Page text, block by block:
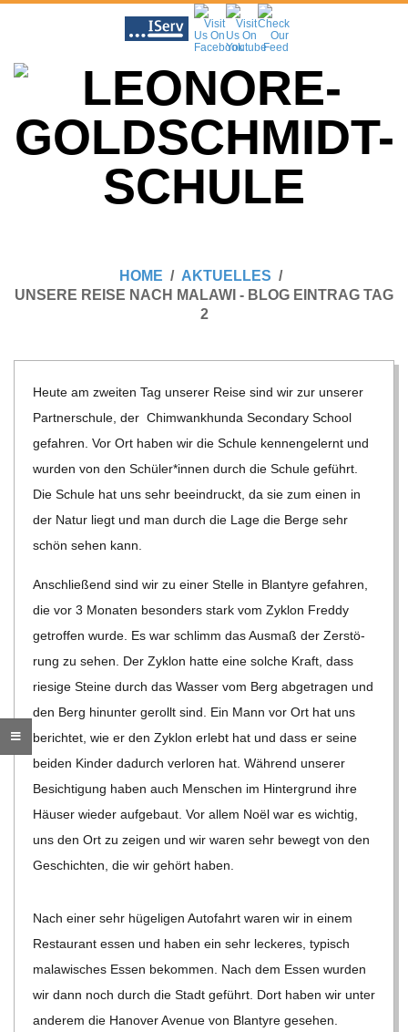
content
N
O
R
E
G
O
L
D
S
C
H
M
HOME
AKTUELLES
UNSERE REISE NACH MALAWI - BLOG EINTRAG TAG
2
Heute am zwei­ten Tag unse­rer Reise sind wir zur unse­rer
Part­ner­schule, der Chim­wank­hunda Secon­dary School
gefah­ren. Vor Ort haben wir die Schule ken­nen­ge­lernt und
wur­den von den Schüler*innen durch die Schule geführt.
Die Schule hat uns sehr beein­druckt, da sie zum einen in
der Natur liegt und man durch die Lage die Berge sehr
schön sehen kann.
Anschlie­ßend sind wir zu einer Stelle in Blan­tyre gefah­ren,
die vor 3 Mona­ten beson­ders stark vom Zyklon Freddy
getrof­fen wurde. Es war schlimm das Aus­maß der Zer­stö­
rung zu sehen. Der Zyklon hatte eine sol­che Kraft, dass
rie­sige Steine durch das Was­ser vom Berg abge­tra­gen und
den Berg hin­un­ter gerollt sind. Ein Mann vor Ort hat uns
berich­tet, wie er den Zyklon erlebt hat und dass er seine
bei­den Kin­der dadurch ver­lo­ren hat. Wäh­rend unse­rer
Besich­ti­gung haben auch Men­schen im Hin­ter­grund ihre
Häu­ser wie­der auf­ge­baut. Vor allem Noël war es wich­tig,
uns den Ort zu zei­gen und wir waren sehr bewegt von den
Geschich­ten, die wir gehört haben.
Nach einer sehr hüge­li­gen Auto­fahrt waren wir in einem
Restau­rant essen und haben ein sehr lecke­res, typisch
mala­wi­sches Essen bekom­men. Nach dem Essen wur­den
wir dann noch durch die Stadt geführt. Dort haben wir unter
ande­rem die Hano­ver Ave­nue von Blan­tyre gesehen.